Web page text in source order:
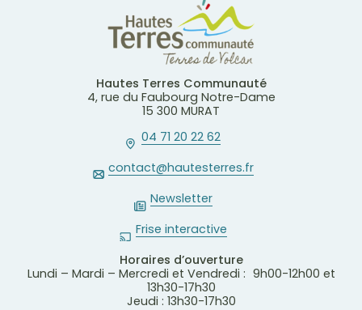
Hautes Terres Communauté
4, rue du Faubourg Notre-Dame
15 300 MURAT
04 71 20 22 62
contact@hautesterres.fr
Newsletter
Frise interactive
Horaires d’ouverture
Lundi – Mardi – Mercredi et Vendredi : 9h00-12h00 et
13h30-17h30
Jeudi : 13h30-17h30